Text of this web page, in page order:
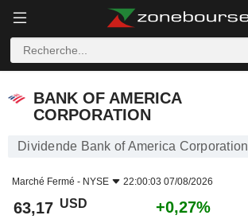
BANK OF AMERICA
CORPORATION
Dividende Bank of America Corporation
Marché Fermé - NYSE 22:00:03 07/08/2026
63,17 USD +0,27%